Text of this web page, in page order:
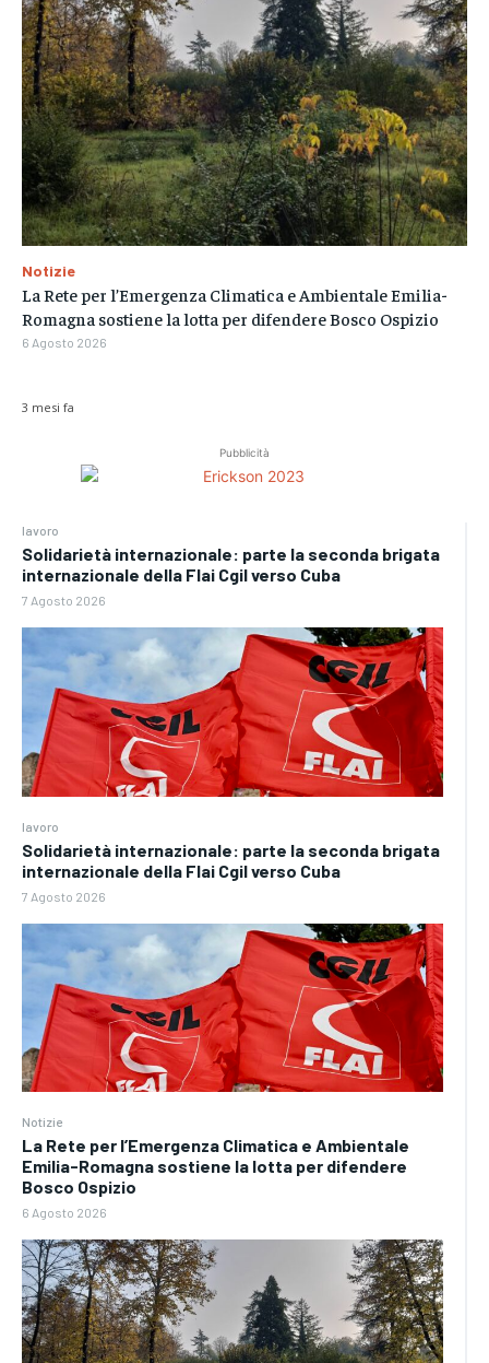
Pubblicità
lavoro
Solidarietà internazionale: parte la seconda brigata
internazionale della Flai Cgil verso Cuba
7 Agosto 2026
lavoro
Solidarietà internazionale: parte la seconda brigata
internazionale della Flai Cgil verso Cuba
7 Agosto 2026
Notizie
La Rete per l’Emergenza Climatica e Ambientale
Emilia-Romagna sostiene la lotta per difendere
Bosco Ospizio
6 Agosto 2026
3 mesi fa
Notizie
La Rete per l’Emergenza Climatica e Ambientale Emilia-
Romagna sostiene la lotta per difendere Bosco Ospizio
6 Agosto 2026